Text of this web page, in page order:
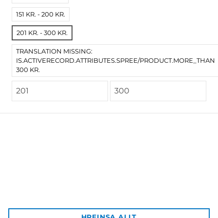
151 KR. - 200 KR.
201 KR. - 300 KR.
TRANSLATION MISSING:
IS.ACTIVERECORD.ATTRIBUTES.SPREE/PRODUCT.MORE_THAN
300 KR.
Afgreiðsla vara: